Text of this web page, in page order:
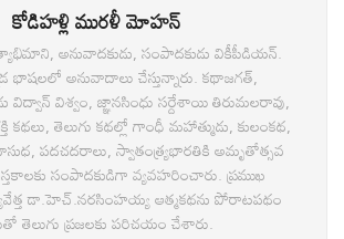
కోడిహళ్లి మురళీ మోహన్
అనువాదకుడు, సంపాదకుడు వికీపీడియన్.
భాషలలో అనువాదాలు చేస్తున్నారు. కథాజగత్,
విద్వాన్ విశ్వం, జ్ఞానసింధు సర్దేశాయి తిరుమలరావు,
కథలు, తెలుగు కథల్లో గాంధీ మహాత్ముడు, కులంకథ,
పదచదరాలు, స్వాతంత్ర్యభారతికి అమృతోత్సవ
సంపాదకుడిగా వ్యవహరించారు. ప్రముఖ
డా.హెచ్.నరసింహయ్య ఆత్మకథను పోరాటపథం
తెలుగు ప్రజలకు పరిచయం చేశారు.